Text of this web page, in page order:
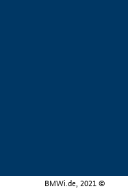
BMWi.de, 2021 ©